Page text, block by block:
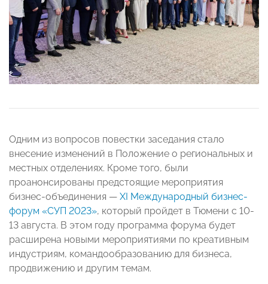
Одним из вопросов повестки заседания стало
внесение изменений в Положение о региональных и
местных отделениях. Кроме того, были
проанонсированы предстоящие мероприятия
бизнес-объединения — XI Международный бизнес-
форум «СУП 2023», который пройдет в Тюмени с 10-
13 августа. В этом году программа форума будет
расширена новыми мероприятиями по креативным
индустриям, командообразованию для бизнеса,
продвижению и другим темам.